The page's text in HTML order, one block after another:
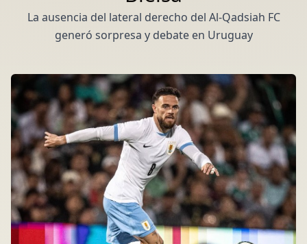
La ausencia del lateral derecho del Al-Qadsiah FC
generó sorpresa y debate en Uruguay